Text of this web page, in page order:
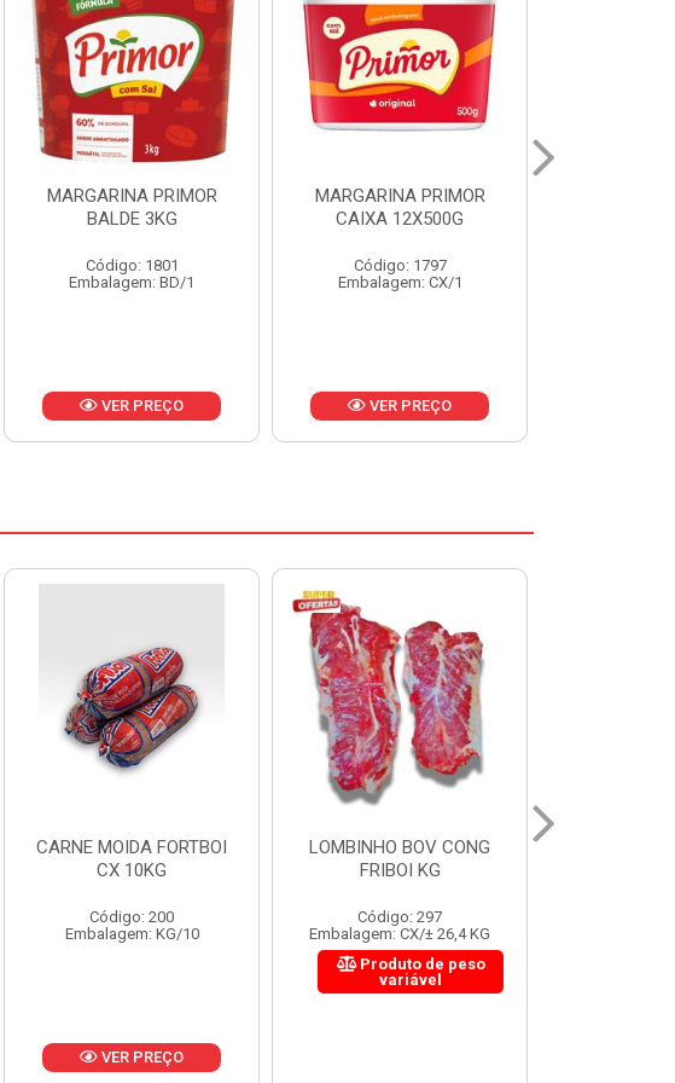
MARGARINA PRIMOR
CAIXA 12X500G
Código: 1797
Embalagem: CX/1
VER PREÇO
MARGARINA PRIMOR CX
24X250G
Código: 1921
Embalagem: CX/1
VER PREÇO
LOMBINHO BOV CONG
FRIBOI KG
Código: 297
Embalagem: CX/± 26,4 KG
FIGADO BOV CONG FRIBOI
KG
Código: 222
Embalagem: CX/± 30,12 KG
Produto de peso
variável